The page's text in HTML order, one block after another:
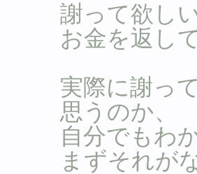
謝って欲し
お金を返し
実際に謝っ
思うのか、
自分でもわ
まずそれが